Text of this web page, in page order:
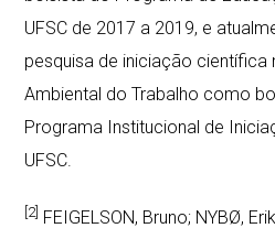
UFSC de 2017 a 2019, e
pesquisa de iniciação científica
Ambiental do Trabalho como
Programa Institucional de
UFSC.
[2] FEIGELSON, Bruno; NYBØ,